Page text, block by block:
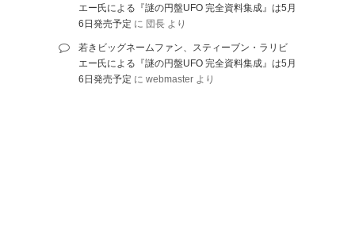
エー氏による『謎の円盤UFO 完全資料集成』は5月
6日発売予定 に 団長 より
若きビッグネームファン、スティーブン・ラリビ
エー氏による『謎の円盤UFO 完全資料集成』は5月
6日発売予定 に webmaster より